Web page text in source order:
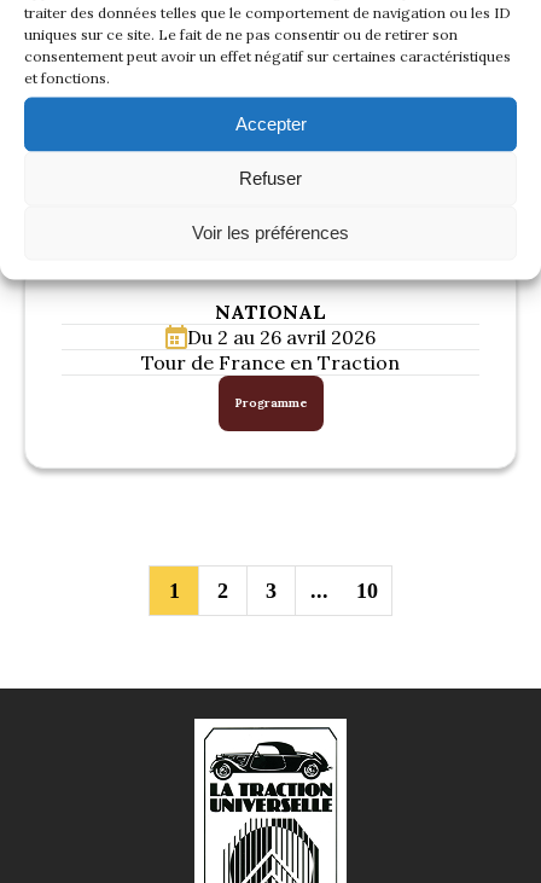
traiter des données telles que le comportement de navigation ou les ID
uniques sur ce site. Le fait de ne pas consentir ou de retirer son
consentement peut avoir un effet négatif sur certaines caractéristiques
et fonctions.
Accepter
Refuser
Voir les préférences
Rassemblement de l’EVAMM à Maisons-
Laffitte avec La Traction Universelle
NATIONAL
Du 2 au 26 avril 2026
Tour de France en Traction
Programme
1 2 3 ... 10